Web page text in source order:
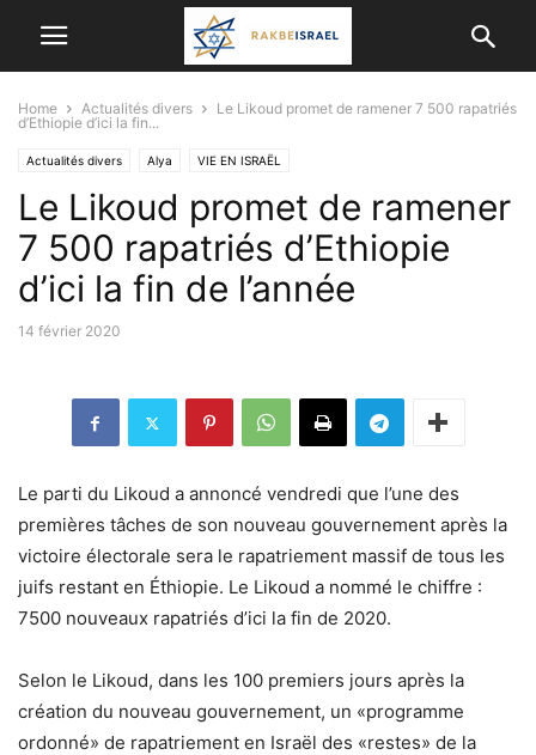
Home Actualités divers
Le Likoud promet de ramener 7 500 rapatriés
d’Ethiopie d’ici la fin...
Actualités divers Alya VIE EN ISRAËL
Le Likoud promet de ramener
7 500 rapatriés d’Ethiopie
d’ici la fin de l’année
14 février 2020
Le parti du Likoud a annoncé vendredi que l’une des
premières tâches de son nouveau gouvernement après la
victoire électorale sera le rapatriement massif de tous les
juifs restant en Éthiopie. Le Likoud a nommé le chiffre :
7500 nouveaux rapatriés d’ici la fin de 2020.
Selon le Likoud, dans les 100 premiers jours après la
création du nouveau gouvernement, un «programme
ordonné» de rapatriement en Israël des «restes» de la